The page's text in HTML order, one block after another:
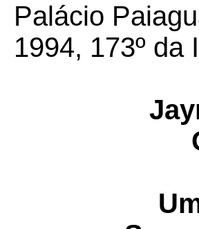
Palácio
1994, 173º da